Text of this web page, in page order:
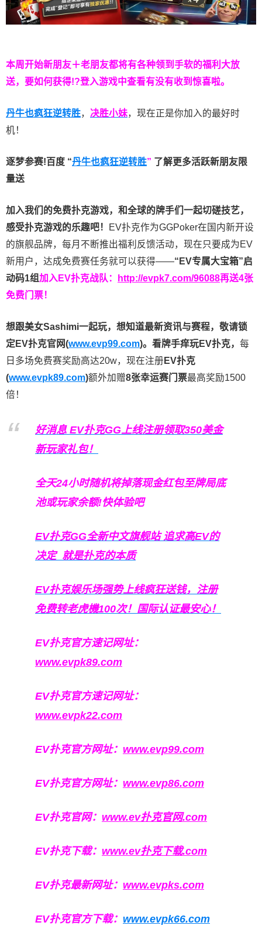
本周开始新朋友＋老朋友都将有各种领到手软的福利大放
送，要如何获得!?登入游戏中查看有没有收到惊喜啦。
丹牛也疯狂逆转胜， 决胜小妹，现在正是你加入的最好时
机！
逐梦参赛!百度 “丹牛也疯狂逆转胜” 了解更多活跃新朋友限
量送
加入我们的免费扑克游戏，和全球的牌手们一起切磋技艺，
感受扑克游戏的乐趣吧！
EV扑克作为GGPoker在国内新开设
的旗舰品牌，每月不断推出福利反馈活动，现在只要成为EV
新用户，达成免费赛任务就可以获得——“EV专属大宝箱”启
动码1组加入EV扑克战队： http://evpk7.com/96088再送4张
免费门票！
想跟美女Sashimi一起玩， 想知道最新资讯与赛程， 敬请锁
定EV扑克官网(www.evp99.com)。 看牌手痒玩EV扑克， 每
日多场免费赛奖励高达20w，现在注册 EV扑克
(www.evpk89.com)额外加赠8张幸运赛门票最高奖励1500
倍！
好消息 EV扑克GG上线注册领取350美金
新玩家礼包！
全天24小时随机将掉落现金红包至牌局底
池或玩家余额!快体验吧
EV扑克GG全新中文旗舰站追求高EV的
决定 就是扑克的本质
EV扑克娱乐场强势上线疯狂送钱，注册
免费转老虎機100次！国际认证最安心！
EV扑克官方速记网址：
www.evpk89.com
EV扑克官方速记网址：
www.evpk22.com
EV扑克官方网址： www.evp99.com
EV扑克官方网址： www.evp86.com
EV扑克官网： www.ev扑克官网.com
EV扑克下载： www.ev扑克下载.com
EV扑克最新网址： www.evpks.com
EV扑克官方下载： www.evpk66.com